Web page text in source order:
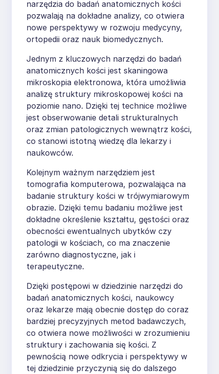
narzędzia do badań anatomicznych kości
pozwalają na dokładne analizy, co otwiera
nowe perspektywy w rozwoju medycyny,
ortopedii oraz nauk biomedycznych.
Jednym z kluczowych narzędzi do badań
anatomicznych kości jest skaningowa
mikroskopia elektronowa, która umożliwia
analizę struktury mikroskopowej kości na
poziomie nano. Dzięki tej technice możliwe
jest obserwowanie detali strukturalnych
oraz zmian patologicznych wewnątrz kości,
co stanowi istotną wiedzę dla lekarzy i
naukowców.
Kolejnym ważnym narzędziem jest
tomografia komputerowa, pozwalająca na
badanie struktury kości w trójwymiarowym
obrazie. Dzięki temu badaniu możliwe jest
dokładne określenie kształtu, gęstości oraz
obecności ewentualnych ubytków czy
patologii w kościach, co ma znaczenie
zarówno diagnostyczne, jak i
terapeutyczne.
Dzięki postępowi w dziedzinie narzędzi do
badań anatomicznych kości, naukowcy
oraz lekarze mają obecnie dostęp do coraz
bardziej precyzyjnych metod badawczych,
co otwiera nowe możliwości w zrozumieniu
struktury i zachowania się kości. Z
pewnością nowe odkrycia i perspektywy w
tej dziedzinie przyczynią się do dalszego